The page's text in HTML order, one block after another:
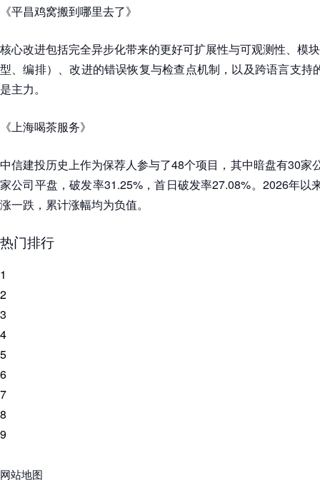
《平昌鸡窝搬到哪里去了》
核心改进包括完全异步化带来的更好可扩展性与可观测性、模
型、编排）、改进的错误恢复与检查点机制，以及跨语言支
是主力。
《上海喝茶服务》
中信建投历史上作为保荐人参与了48个项目，其中暗盘有30家
家公司平盘，破发率31.25%，首日破发率27.08%。2026年以
涨一跌，累计涨幅均为负值。
热门排行
1
2
3
4
5
6
7
8
9
网站地图